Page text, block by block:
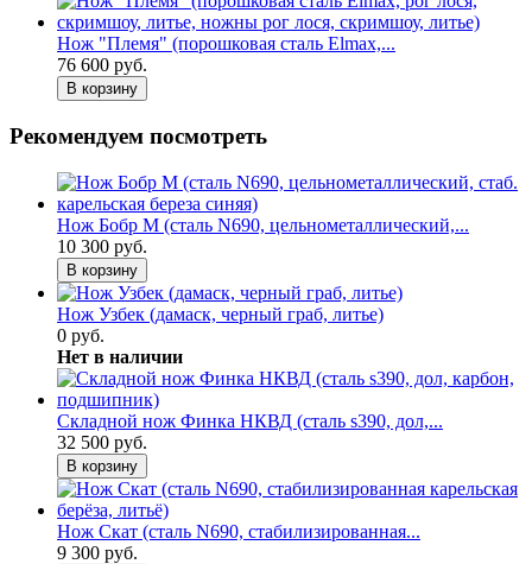
Нож "Племя" (порошковая сталь Elmax,...
76 600 руб.
В корзину
Рекомендуем посмотреть
Нож Бобр М (сталь N690, цельнометаллический,...
10 300 руб.
В корзину
Нож Узбек (дамаск, черный граб, литье)
0 руб.
Нет в наличии
Складной нож Финка НКВД (сталь s390, дол,...
32 500 руб.
В корзину
Нож Скат (сталь N690, стабилизированная...
9 300 руб.